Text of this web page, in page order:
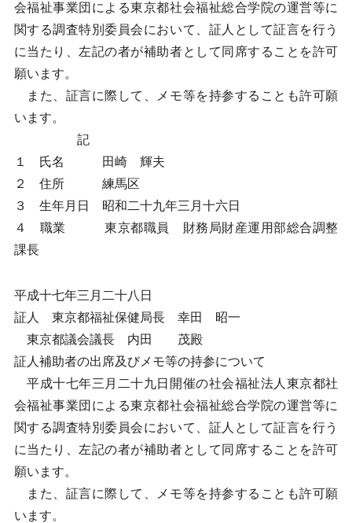
会福祉事業団による東京都社会福祉総合学院の運営等に
関する調査特別委員会において、証人として証言を行う
に当たり、左記の者が補助者として同席することを許可
願います。
また、証言に際して、メモ等を持参することも許可願
います。
記
１ 氏名 田崎 輝夫
２ 住所 練馬区
３ 生年月日 昭和二十九年三月十六日
４ 職業 東京都職員 財務局財産運用部総合調整
課長
平成十七年三月二十八日
証人 東京都福祉保健局長 幸田 昭一
東京都議会議長 内田 茂殿
証人補助者の出席及びメモ等の持参について
平成十七年三月二十九日開催の社会福祉法人東京都社
会福祉事業団による東京都社会福祉総合学院の運営等に
関する調査特別委員会において、証人として証言を行う
に当たり、左記の者が補助者として同席することを許可
願います。
また、証言に際して、メモ等を持参することも許可願
います。